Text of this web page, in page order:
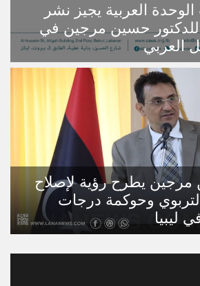
العربية يجيز نشر
حسين مرجين في
العربي
مرجين يطرح رؤية لإصلاح
وحوكمة درجات
ليبيا